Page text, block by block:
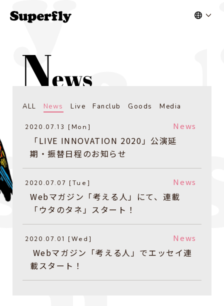
ALL News Live Fanclub Goods Media
2020.07.13 [Mon] News
​「LIVE INNOVATION 2020」公演延
期・振替日程のお知らせ
2020.07.07 [Tue] News
Webマガジン「考える人」にて、連載
「ウタのタネ」スタート！
2020.07.01 [Wed] News
​​ Webマガジン「考える人」でエッセイ連
載スタート！